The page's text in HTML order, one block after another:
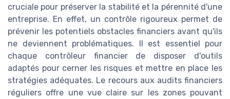
cruciale pour préserver la stabilité et la pérennité d'une
entreprise. En effet, un contrôle rigoureux permet de
prévenir les potentiels obstacles financiers avant qu'ils
ne deviennent problématiques. Il est essentiel pour
chaque contrôleur financier de disposer d'outils
adaptés pour cerner les risques et mettre en place les
stratégies adéquates. Le recours aux audits financiers
réguliers offre une vue claire sur les zones pouvant